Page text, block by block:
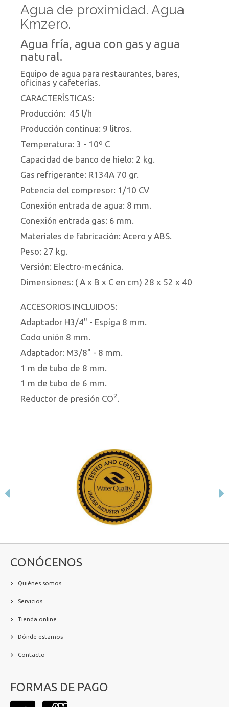
Agua de proximidad. Agua
Kmzero.
Agua fría, agua con gas y agua
natural.
Equipo de agua para restaurantes, bares,
oficinas y cafeterías.
CARACTERÍSTICAS:
Producción: 45 l/h
Producción continua: 9 litros.
Temperatura: 3 - 10º C
Capacidad de banco de hielo: 2 kg.
Gas refrigerante: R134A 70 gr.
Potencia del compresor: 1/10 CV
Conexión entrada de agua: 8 mm.
Conexión entrada gas: 6 mm.
Materiales de fabricación: Acero y ABS.
Peso: 27 kg.
Versión: Electro-mecánica.
Dimensiones: ( A x B x C en cm) 28 x 52 x 40
ACCESORIOS INCLUIDOS:
Adaptador H3/4" - Espiga 8 mm.
Codo unión 8 mm.
Adaptador: M3/8" - 8 mm.
1 m de tubo de 8 mm.
1 m de tubo de 6 mm.
Reductor de presión CO2
CONÓCENOS
Quiénes somos
Servicios
Tienda online
Dónde estamos
Contacto
FORMAS DE PAGO